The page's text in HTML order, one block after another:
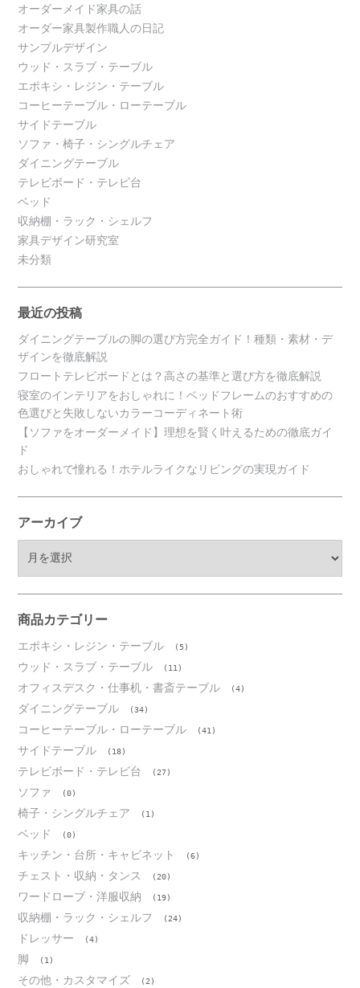
オーダーメイド家具の話
オーダー家具製作職人の日記
サンプルデザイン
ウッド・スラブ・テーブル
エポキシ・レジン・テーブル
コーヒーテーブル・ローテーブル
サイドテーブル
ソファ・椅子・シングルチェア
ダイニングテーブル
テレビボード・テレビ台
ベッド
収納棚・ラック・シェルフ
家具デザイン研究室
未分類
最近の投稿
ダイニングテーブルの脚の選び方完全ガイド！種類・素材・デ
ザインを徹底解説
フロートテレビボードとは？高さの基準と選び方を徹底解説
寝室のインテリアをおしゃれに！ベッドフレームのおすすめの
色選びと失敗しないカラーコーディネート術
【ソファをオーダーメイド】理想を賢く叶えるための徹底ガイ
ド
おしゃれで憧れる！ホテルライクなリビングの実現ガイド
アーカイブ
ブ
商品カテゴリー
エポキシ・レジン・テーブル (5)
ウッド・スラブ・テーブル (11)
オフィスデスク・仕事机・書斎テーブル (4)
ダイニングテーブル (34)
コーヒーテーブル・ローテーブル (41)
サイドテーブル (18)
テレビボード・テレビ台 (27)
ソファ (0)
椅子・シングルチェア (1)
ベッド (0)
キッチン・台所・キャビネット (6)
チェスト・収納・タンス (20)
ワードローブ・洋服収納 (19)
収納棚・ラック・シェルフ (24)
ドレッサー (4)
脚 (1)
その他・カスタマイズ (2)